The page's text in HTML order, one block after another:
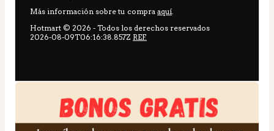
Más información sobre tu compra aquí
Hotmart © 2026 - Todos los derechos reservados
2026-08-09T06:16:38.857Z REF.